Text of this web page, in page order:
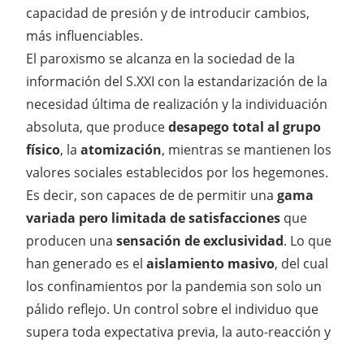
capacidad de presión y de introducir cambios,
más influenciables.
El paroxismo se alcanza en la sociedad de la
información del S.XXI con la estandarización de la
necesidad última de realización y la individuación
absoluta, que producedesapego total al grupo
físico, la atomización, mientras se mantienen los
valores sociales establecidos por los hegemones.
Es decir, son capaces de de permitir una gama
variada pero limitada de satisfacciones que
producen una sensación de exclusividad. Lo que
han generado es el aislamiento masivo, del cual
los confinamientos por la pandemia son solo un
pálido reflejo. Un control sobre el individuo que
supera toda expectativa previa, la auto-reacción y